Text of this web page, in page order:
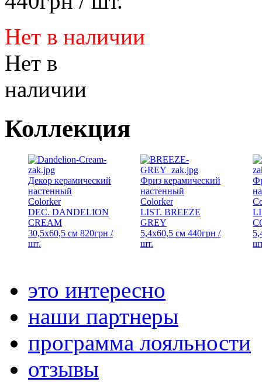
Нет в наличии
Нет в
наличии
Коллекция
Декор керамический
настенный
Colorker
DEC. DANDELION
CREAM
30,5x60,5 см 820грн /
шт.
Фриз керамический
настенный
Colorker
LIST. BREEZE
GREY
5,4x60,5 см 440грн /
шт.
это интересно
наши партнеры
программа лояльности
отзывы